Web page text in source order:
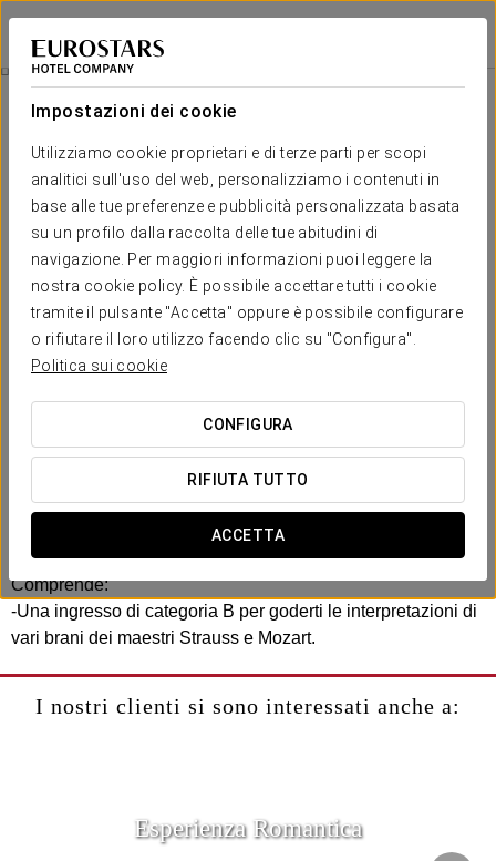
Impostazioni dei cookie
Utilizziamo cookie proprietari e di terze parti per scopi
analitici sull'uso del web, personalizziamo i contenuti in
base alle tue preferenze e pubblicità personalizzata basata
su un profilo dalla raccolta delle tue abitudini di
navigazione. Per maggiori informazioni puoi leggere la
nostra cookie policy. È possibile accettare tutti i cookie
tramite il pulsante "Accetta" oppure è possibile configurare
o rifiutare il loro utilizzo facendo clic su "Configura".
Politica sui cookie
CONFIGURA
RIFIUTA TUTTO
ACCETTA
Exe Vienna
VIENNA
Concerto Di Musica Classica Di Orangerie Schloss Schönbrunn
55€
Concerto di musica classica di
Orangerie Schloss Schönbrunn
Completa il tuo soggiorno a Vienna con un concerto di
musica classica nell'emblematico Orangerie Schloss
Schönbrunn, una delle sale più belle della città e che si
trova a soli 25 minuti dall'hotel.
Comprende:
-Una ingresso di categoria B per goderti le interpretazioni di
vari brani dei maestri Strauss e Mozart.
I nostri clienti si sono interessati anche a:
Esperienza Romantica